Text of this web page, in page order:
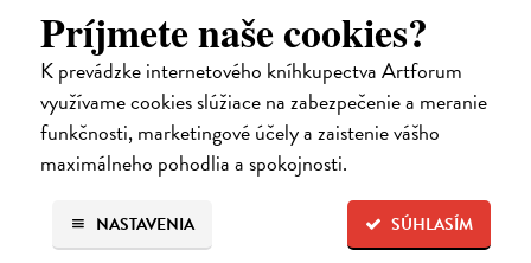
Príjmete naše cookies?
K prevádzke internetového kníhkupectva Artforum
využívame cookies slúžiace na zabezpečenie a meranie
funkčnosti, marketingové účely a zaistenie vášho
maximálneho pohodlia a spokojnosti.
SÚHLASÍM
NASTAVENIA
Rieka času
Pascal Mercier bol vždy majstrom filozofického rozprávania. Romány
Nočný vlak do Lisabonu či Váha slov podnietili milióny čitateľov k